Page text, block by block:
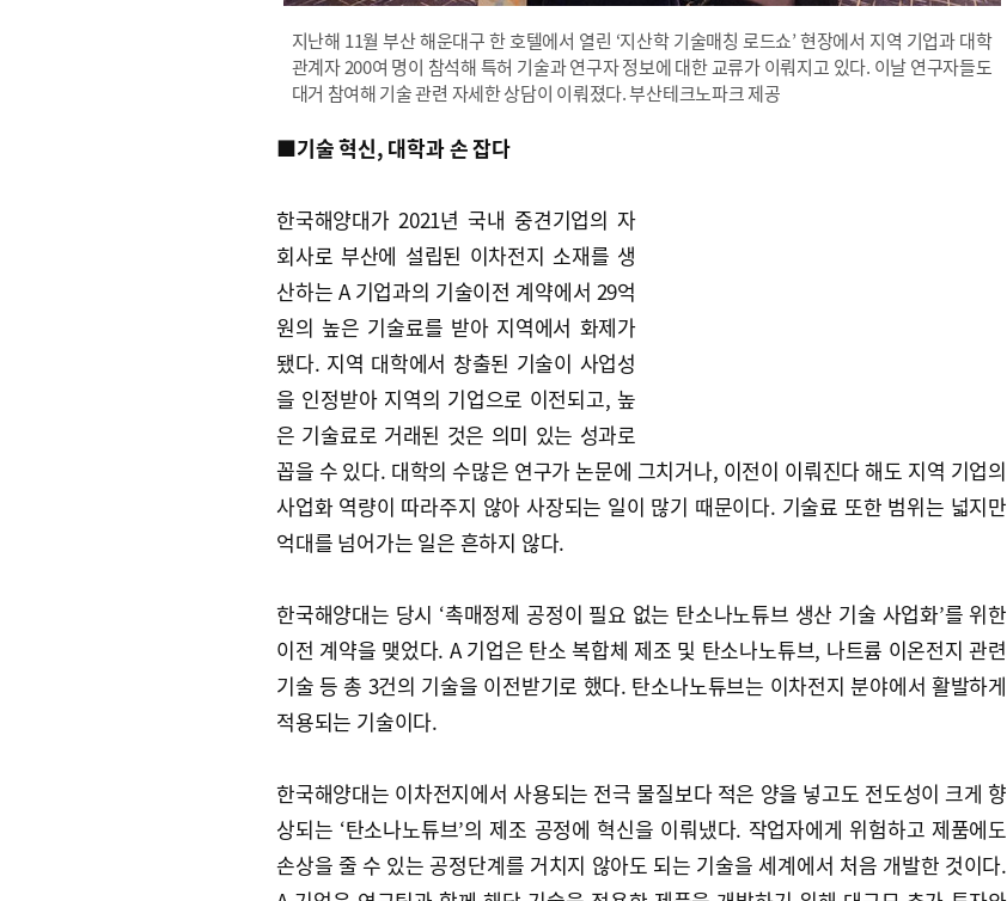
지난해 11월 부산 해운대구 한 호텔에서 열린 ‘지산학 기술매칭 로드쇼’ 현장에서 지역 기업과 대학
관계자 200여 명이 참석해 특허 기술과 연구자 정보에 대한 교류가 이뤄지고 있다. 이날 연구자들도
대거 참여해 기술 관련 자세한 상담이 이뤄졌다. 부산테크노파크 제공
■기술 혁신, 대학과 손 잡다
한국해양대가 2021년 국내 중견기업의 자
회사로 부산에 설립된 이차전지 소재를 생
산하는 A 기업과의 기술이전 계약에서 29억
원의 높은 기술료를 받아 지역에서 화제가
됐다. 지역 대학에서 창출된 기술이 사업성
을 인정받아 지역의 기업으로 이전되고, 높
은 기술료로 거래된 것은 의미 있는 성과로
꼽을 수 있다. 대학의 수많은 연구가 논문에 그치거나, 이전이 이뤄진다 해도 지역 기업의
사업화 역량이 따라주지 않아 사장되는 일이 많기 때문이다. 기술료 또한 범위는 넓지만
억대를 넘어가는 일은 흔하지 않다.
한국해양대는 당시 ‘촉매정제 공정이 필요 없는 탄소나노튜브 생산 기술 사업화’를 위한
이전 계약을 맺었다. A 기업은 탄소 복합체 제조 및 탄소나노튜브, 나트륨 이온전지 관련
기술 등 총 3건의 기술을 이전받기로 했다. 탄소나노튜브는 이차전지 분야에서 활발하게
적용되는 기술이다.
한국해양대는 이차전지에서 사용되는 전극 물질보다 적은 양을 넣고도 전도성이 크게 향
상되는 ‘탄소나노튜브’의 제조 공정에 혁신을 이뤄냈다. 작업자에게 위험하고 제품에도
손상을 줄 수 있는 공정단계를 거치지 않아도 되는 기술을 세계에서 처음 개발한 것이다.